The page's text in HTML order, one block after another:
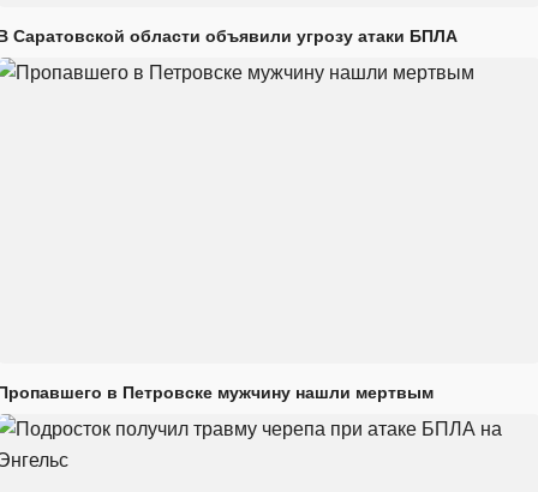
Саратовской области объявили угрозу атаки БПЛА
в Петровске мужчину нашли мертвым